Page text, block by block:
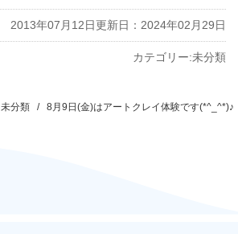
2013年07月12日更新日：2024年02月29日
カテゴリー:未分類
未分類 8月9日(金)はアートクレイ体験です(*^_^*)♪